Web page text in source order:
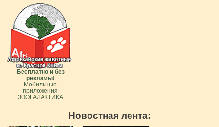
Бесплатно и без
рекламы!
Мобильные
приложения
ЗООГАЛАКТИКА
Новостная лента: